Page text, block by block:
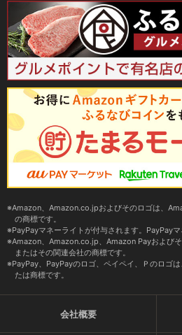
Amazon、Amazon.co.jpおよびそのロゴは、
の商標です。
PayPayマネーライトが付与されます。PayPay
Amazon、Amazon.co.jp、Amazon Payおよび
またはその関連会社の商標です。
PayPay、PayPayのロゴ、ペイペイ、Ｐのロゴ
たは商標です。
会社概要